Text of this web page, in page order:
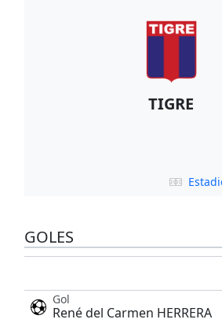
TIGRE
GOLES
Gol
René del Carmen HERRERA